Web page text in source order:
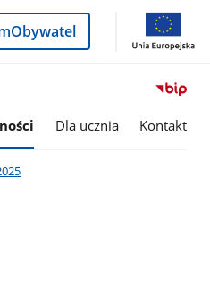
Dla ucznia Kontakt